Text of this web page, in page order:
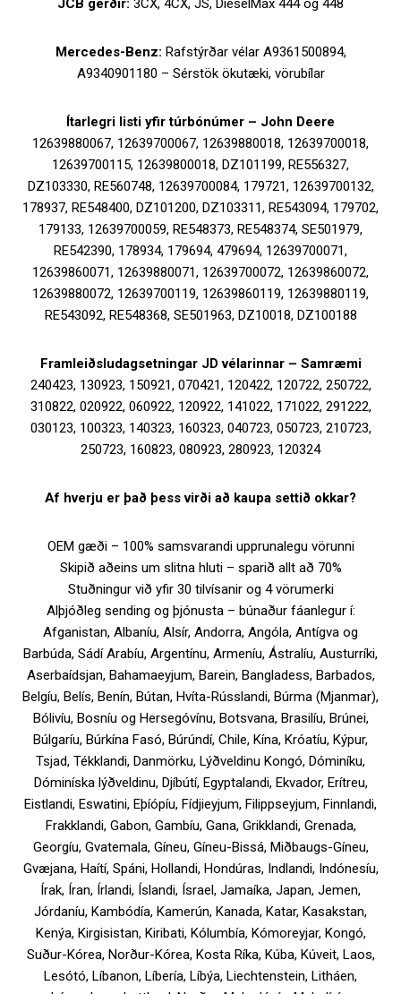
JCB gerðir: 3CX, 4CX, JS, DieselMax 444 og 448
Mercedes-Benz: Rafstýrðar vélar A9361500894,
A9340901180 – Sérstök ökutæki, vörubílar
Ítarlegri listi yfir túrbónúmer – John Deere
12639880067, 12639700067, 12639880018, 12639700018,
12639700115, 12639800018, DZ101199, RE556327,
DZ103330, RE560748, 12639700084, 179721, 12639700132,
178937, RE548400, DZ101200, DZ103311, RE543094, 179702,
179133, 12639700059, RE548373, RE548374, SE501979,
RE542390, 178934, 179694, 479694, 12639700071,
12639860071, 12639880071, 12639700072, 12639860072,
12639880072, 12639700119, 12639860119, 12639880119,
RE543092, RE548368, SE501963, DZ10018, DZ100188
Framleiðsludagsetningar JD vélarinnar – Samræmi
240423, 130923, 150921, 070421, 120422, 120722, 250722,
310822, 020922, 060922, 120922, 141022, 171022, 291222,
030123, 100323, 140323, 160323, 040723, 050723, 210723,
250723, 160823, 080923, 280923, 120324
Af hverju er það þess virði að kaupa settið okkar?
OEM gæði – 100% samsvarandi upprunalegu vörunni
Skipið aðeins um slitna hluti – sparið allt að 70%
Stuðningur við yfir 30 tilvísanir og 4 vörumerki
Alþjóðleg sending og þjónusta – búnaður fáanlegur í:
Afganistan, Albaníu, Alsír, Andorra, Angóla, Antígva og
Barbúda, Sádí Arabíu, Argentínu, Armeníu, Ástralíu, Austurríki,
Aserbaídsjan, Bahamaeyjum, Barein, Bangladess, Barbados,
Belgíu, Belís, Benín, Bútan, Hvíta-Rússlandi, Búrma (Mjanmar),
Bólivíu, Bosníu og Hersegóvínu, Botsvana, Brasilíu, Brúnei,
Búlgaríu, Búrkína Fasó, Búrúndí, Chile, Kína, Króatíu, Kýpur,
Tsjad, Tékklandi, Danmörku, Lýðveldinu Kongó, Dóminíku,
Dóminíska lýðveldinu, Djíbútí, Egyptalandi, Ekvador, Erítreu,
Eistlandi, Eswatini, Eþíópíu, Fídjieyjum, Filippseyjum, Finnlandi,
Frakklandi, Gabon, Gambíu, Gana, Grikklandi, Grenada,
Georgíu, Gvatemala, Gíneu, Gíneu-Bissá, Miðbaugs-Gíneu,
Gvæjana, Haítí, Spáni, Hollandi, Hondúras, Indlandi, Indónesíu,
Írak, Íran, Írlandi, Íslandi, Ísrael, Jamaíka, Japan, Jemen,
Jórdaníu, Kambódía, Kamerún, Kanada, Katar, Kasakstan,
Kenýa, Kirgisistan, Kiribati, Kólumbía, Kómoreyjar, Kongó,
Suður-Kórea, Norður-Kórea, Kosta Ríka, Kúba, Kúveit, Laos,
Lesótó, Líbanon, Líbería, Líbýa, Liechtenstein, Litháen,